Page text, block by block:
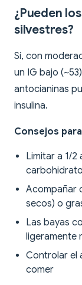
¿Pueden
silvestres?
Sí, con
un IG bajo
antocianinas
insulina.
Consejos
Limitar a 1/
Acompañar
secos) o
Las bayas
ligeramente
Controlar el
comer